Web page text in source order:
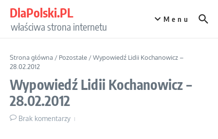
DlaPolski.PL
właściwa strona internetu
Menu
Strona główna / Pozostałe /Wypowiedź Lidii Kochanowicz –
28.02.2012
Wypowiedź Lidii Kochanowicz –
28.02.2012
Brak komentarzy